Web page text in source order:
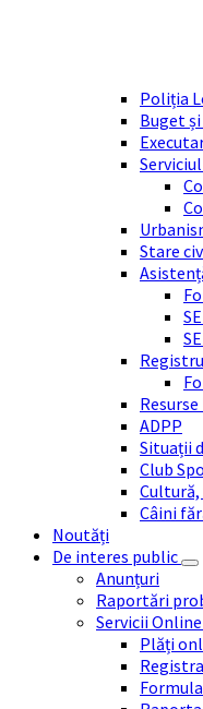
Poliția
Buget
Stare
ADPP
Situații
Club
Câini
Noutăți
De interes public
Anunțuri
Raportări
Servicii Online
Plăți